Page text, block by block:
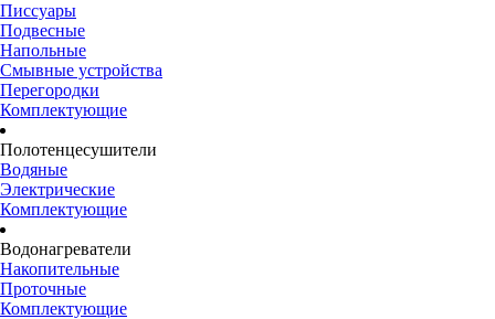
Писсуары
Подвесные
Напольные
Смывные устройства
Перегородки
Комплектующие
Полотенцесушители
Водяные
Электрические
Комплектующие
Водонагреватели
Накопительные
Проточные
Комплектующие